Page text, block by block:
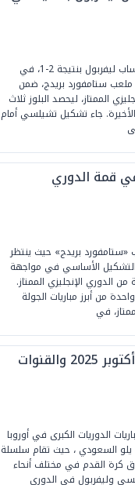
حقق فريق تشيلسي فوزًا دراميًا على حساب ليفربول بنتيجة 2-1، في
ملعب ستامفورد بريدج، ضمن
الممتاز، ليحصد البلوز ثلاث
جاء تشكيل تشيلسي أمام
قمة الدوري
«ستامفورد بريدج» حيث ينتظر
الأساسي في مواجهة
الدوري الإنجليزي الممتاز.
من أبرز مباريات الجولة
في
جدول مباريات اليوم السبت 4أكتوبر 2025 والقنوات
السبت ، 4 أكتوبر 2025، مباريات الدوريات الكبرى في أوروبا
يلو السعودي ، حيث تقام سلسلة
كرة القدم في مختلف أنحاء
وليفربول في الدوري